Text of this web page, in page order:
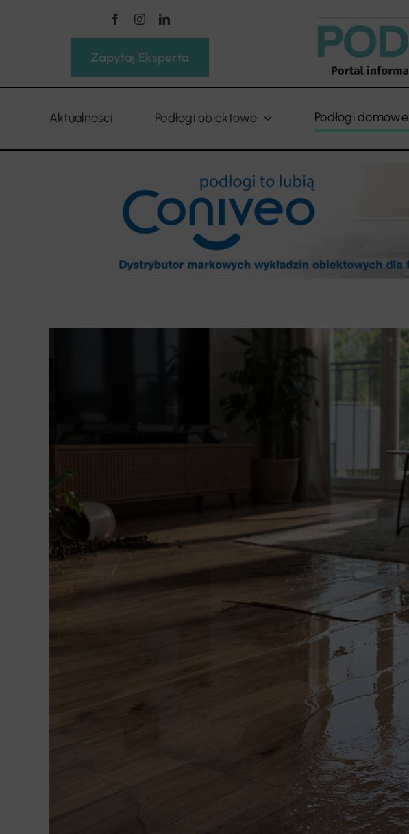
Zapytaj Eksperta
Aktualności Podłogi obiektowe Podłogi domowe